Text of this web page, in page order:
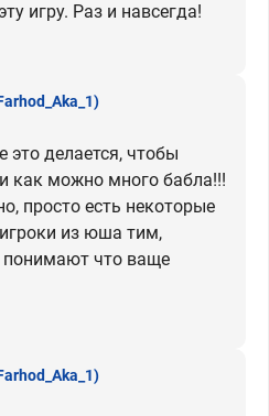
игру. Раз и навсегда!
делается, чтобы
как можно много бабла!!!
просто есть некоторые
из юша тим,
понимают что ваще